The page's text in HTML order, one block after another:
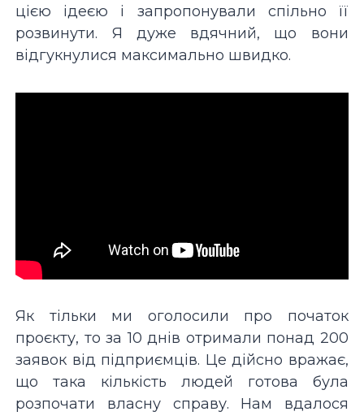
цією ідеєю і запропонували спільно її
розвинути. Я дуже вдячний, що вони
відгукнулися максимально швидко.
Як тільки ми оголосили про початок
проєкту, то за 10 днів отримали понад 200
заявок від підприємців. Це дійсно вражає,
що така кількість людей готова була
розпочати власну справу. Нам вдалося